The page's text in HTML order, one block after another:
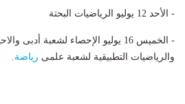
- الأحد 12 يوليو الرياضيات البحتة
- الخميس 16 يوليو الإحصاء لشعبة
والرياضيات التطبيقية لشعبة علمى رياضة.